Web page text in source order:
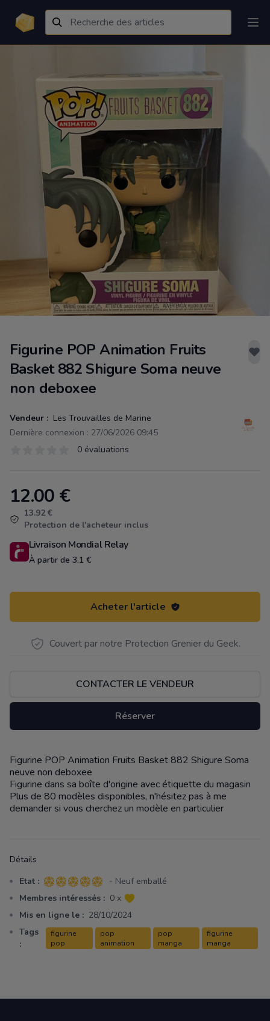
Figurine POP Animation Fruits
Basket 882 Shigure Soma neuve
non deboxee
Vendeur : Les Trouvailles de Marine
Dernière connexion : 27/06/2026 09:45
0 évaluations
Product information
12.00 €
13.92 €
Protection de l'acheteur inclus
Livraison Mondial Relay
À partir de 3.1 €
Acheter l'article
Couvert par notre Protection Grenier du Geek.
CONTACTER LE VENDEUR
Réserver
Description
Figurine POP Animation Fruits Basket 882 Shigure Soma
neuve non deboxee
Figurine dans sa boîte d'origine avec étiquette du magasin
Plus de 80 modèles disponibles, n'hésitez pas à me
demander si vous cherchez un modèle en particulier
Détails
Etat : 5 sur 5 étoiles
- Neuf emballé
Membres intéressés : 0 x
Mis en ligne le : 28/10/2024
Tags
:
figurine
pop
pop
animation
pop
manga
figurine
manga